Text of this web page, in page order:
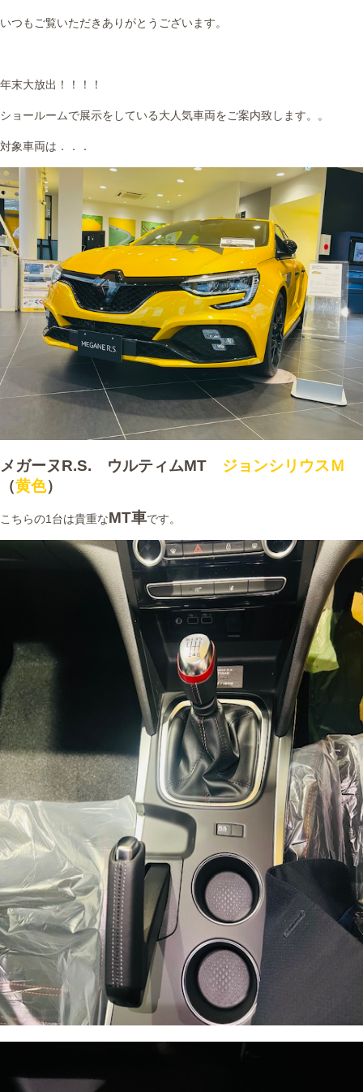
いつもご覧いただきありがとうございます。
年末大放出！！！！
ショールームで展示をしている大人気車両をご案内致します。。
対象車両は．．．
メガーヌR.S. ウルティムMT
ジョンシリウスＭ
（黄色）
こちらの1台は貴重なMT車です。